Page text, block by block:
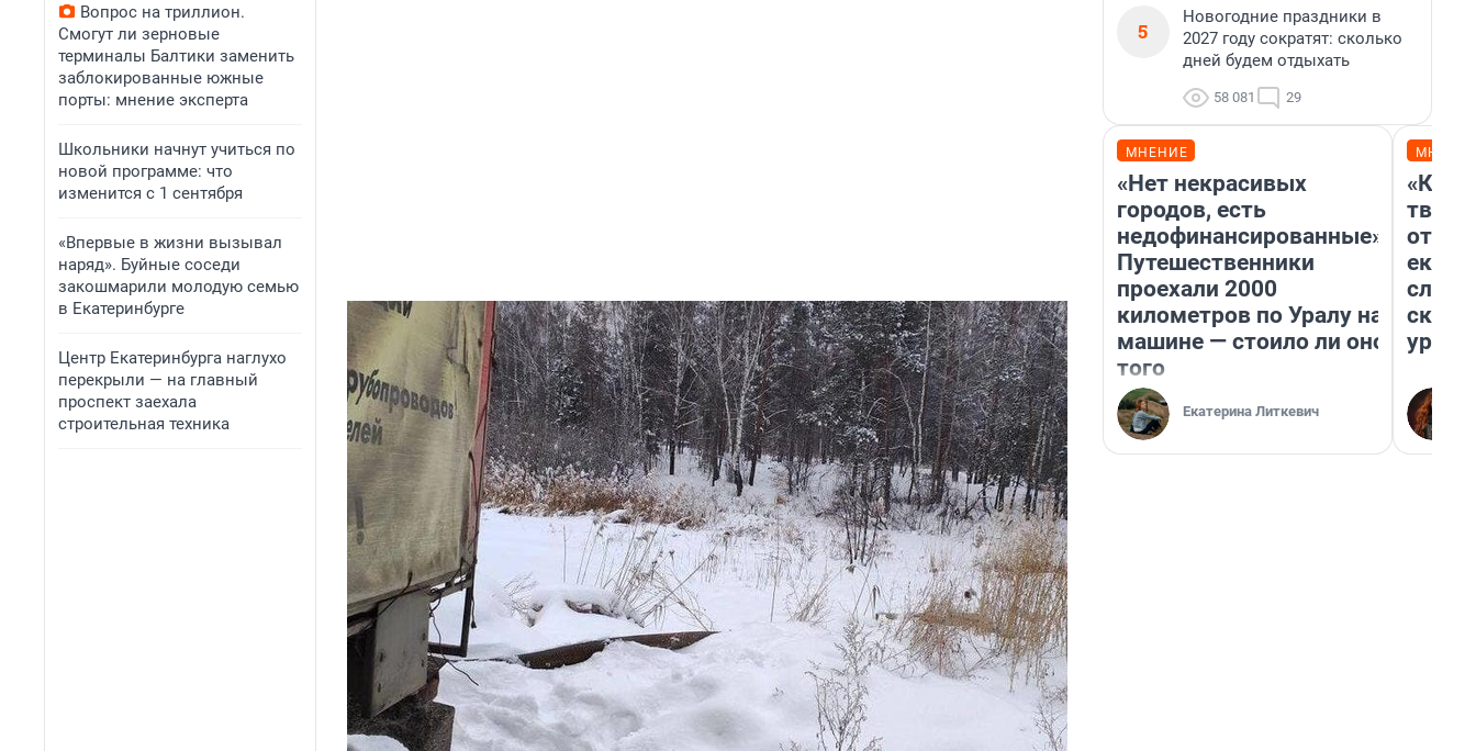
Вопрос на триллион.
Смогут ли зерновые
терминалы Балтики заменить
заблокированные южные
порты: мнение эксперта
Школьники начнут учиться по
новой программе: что
изменится с 1 сентября
«Впервые в жизни вызывал
наряд». Буйные соседи
закошмарили молодую семью
в Екатеринбурге
Центр Екатеринбурга наглухо
перекрыли — на главный
проспект заехала
строительная техника
5
Новогодние праздники в
2027 году сократят: сколько
дней будем отдыхать
58 081 29
МНЕНИЕ
«Нет некрасивых
городов, есть
недофинансированные».
Путешественники
проехали 2000
километров по Уралу на
машине — стоило ли оно
того
Екатерина Литкевич